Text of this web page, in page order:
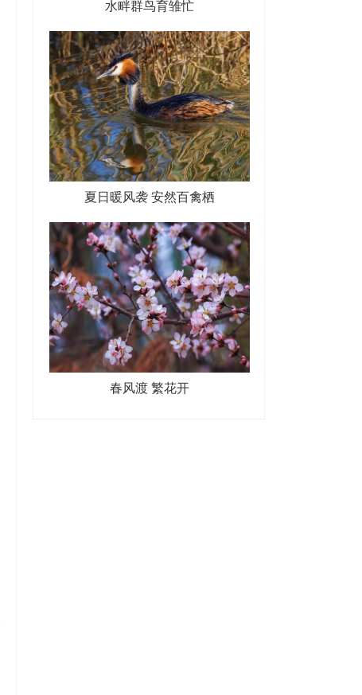
水畔群鸟育雏忙
夏日暖风袭 安然百禽栖
春风渡 繁花开